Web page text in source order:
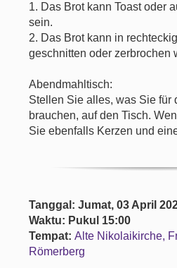
1. Das Brot kann Toast oder
sein.
2. Das Brot kann in
geschnitten oder zerbrochen
Abendmahltisch:
Stellen Sie alles, was Sie für
brauchen, auf den Tisch.
Sie ebenfalls Kerzen und
Tanggal: Jumat, 03 April
Waktu: Pukul 15:00
Tempat:Alte Nikolaikirche,
Römerberg